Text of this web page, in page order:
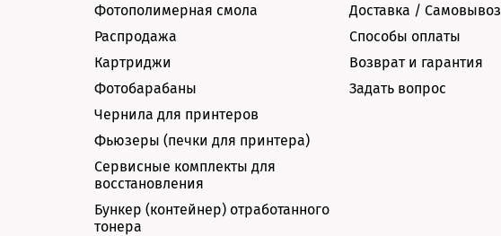
Фотополимерная смола
Распродажа
Картриджи
Фотобарабаны
Чернила для принтеров
Фьюзеры (печки для принтера)
Сервисные комплекты для
восстановления
Бункер (контейнер) отработанного
тонера
Доставка / Самовывоз
Способы оплаты
Возврат и гарантия
Задать вопрос